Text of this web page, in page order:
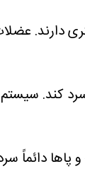
دارند.
کند.
دائماً سرد